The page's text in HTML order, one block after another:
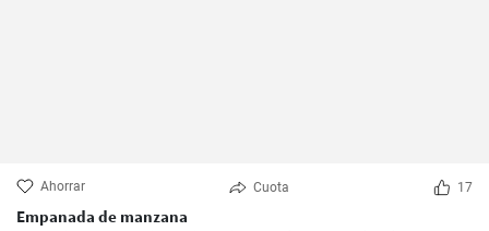
Ahorrar Cuota 17
Empanada de manzana